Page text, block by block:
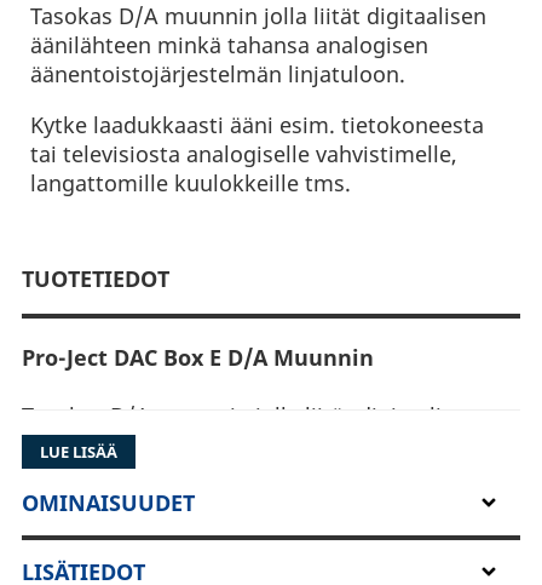
Tasokas D/A muunnin jolla liität digitaalisen
äänilähteen minkä tahansa analogisen
äänentoistojärjestelmän linjatuloon.
Kytke laadukkaasti ääni esim. tietokoneesta
tai televisiosta analogiselle vahvistimelle,
langattomille kuulokkeille tms.
TUOTETIEDOT
Pro-Ject DAC Box E D/A Muunnin
Tasokas D/A muunnin jolla liität digitaalisen
äänilähteen minkä tahansa analogisen
äänentoistojärjestelmän linjatuloon.
Kytke laadukkaasti ääni esim. tietokoneesta tai
televisiosta analogiselle vahvistimelle,
LUE LISÄÄ
OMINAISUUDET
LISÄTIEDOT